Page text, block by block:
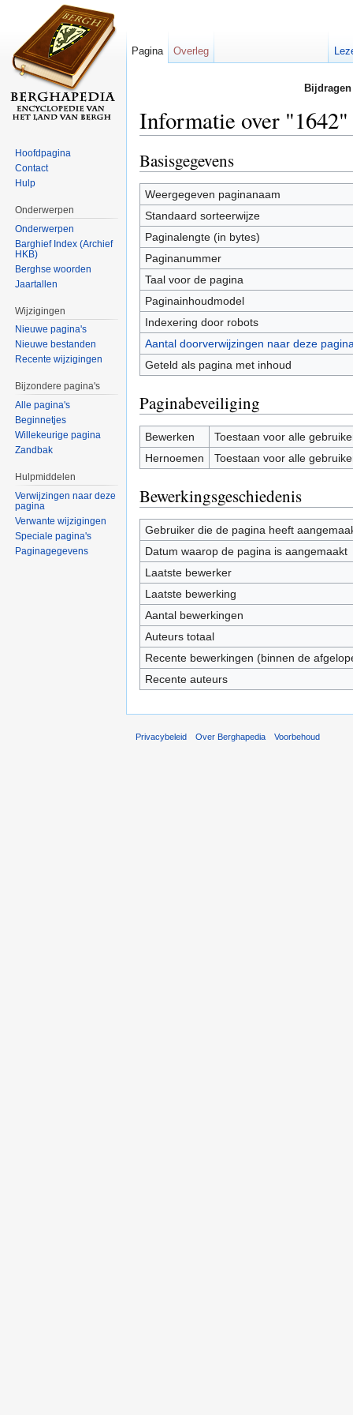
Informatie over "1642"
Basisgegevens
Weergegeven paginanaam
Standaard sorteerwijze
Paginalengte (in bytes)
Paginanummer
Taal voor de pagina
Paginainhoudmodel
Indexering door robots
Aantal doorverwijzingen naar deze
Geteld als pagina met inhoud
Paginabeveiliging
Bewerken
Toestaan voor alle
Hernoemen
Toestaan voor alle
Bewerkingsgeschiedenis
Gebruiker die de pagina heeft
Datum waarop de pagina is aangemaakt
Laatste bewerker
Laatste bewerking
Aantal bewerkingen
Auteurs totaal
Recente bewerkingen (binnen de
Recente auteurs
Pagina Overleg
Hoofdpagina
Contact
Hulp
Onderwerpen
Onderwerpen
Barghief Index (Archief
HKB)
Berghse woorden
Jaartallen
Wijzigingen
Nieuwe pagina's
Nieuwe bestanden
Recente wijzigingen
Bijzondere pagina's
Alle pagina's
Beginnetjes
Willekeurige pagina
Zandbak
Hulpmiddelen
Verwijzingen naar deze
pagina
Verwante wijzigingen
Speciale pagina's
Paginagegevens
Privacybeleid Over Berghapedia Voorbehoud